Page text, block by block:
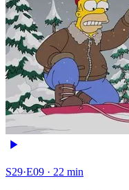
S29·E09 · 22 min